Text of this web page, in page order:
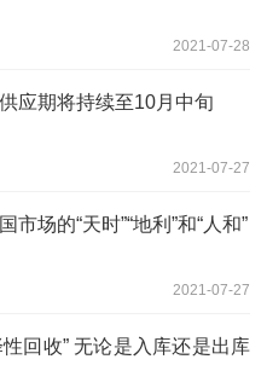
2021-07-28
应期将持续至10月中旬
2021-07-27
场的“天时”“地利”和“人和”
2021-07-27
回收” 无论是入库还是出库